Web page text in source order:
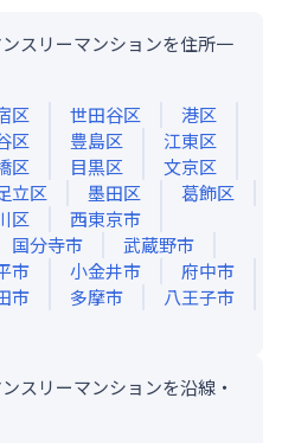
スリーマンションを住所一
区 世田谷区
港区
区 豊島区
江東区
区 目黒区
文京区
立区 墨田区
葛飾区
区
西東京市
国分寺市
武蔵野市
市 小金井市
府中市
市 多摩市
八王子市
スリーマンションを沿線・